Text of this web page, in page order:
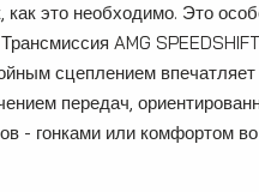
как это необходимо. Это
AMG
сцеплением
передач,
- гонками или комфортом